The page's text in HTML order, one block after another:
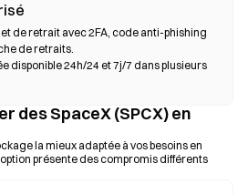
de retrait avec 2FA, code anti-phishing
de retraits.
disponible 24h/24 et 7j/7 dans plusieurs
des SpaceX (SPCX) en
la mieux adaptée à vos besoins en
présente des compromis différents